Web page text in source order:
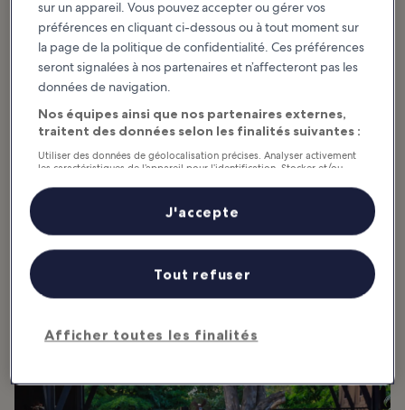
Articles à la une et divertissement
Ayutthaya : quelles sont les
activités incontournables ?
Afficher plus
10 Must-See
Temples in
Ayutthaya showcase a remarkable
amount of history, intricate
variety. Once one of...
Ayutthaya Travel
Guide
presents the highlights of one of
the most famous historical sites in
north of...
sur un appareil. Vous pouvez accepter ou gérer vos
préférences en cliquant ci-dessous ou à tout moment sur
la page de la politique de confidentialité. Ces préférences
seront signalées à nos partenaires et n’affecteront pas les
données de navigation.
Nos équipes ainsi que nos partenaires externes,
traitent des données selon les finalités suivantes :
Utiliser des données de géolocalisation précises. Analyser activement
les caractéristiques de l’appareil pour l’identification. Stocker et/ou
personnalisés, mesure de performance des publicités et du contenu,
études d’audience et développement de services.
Liste de nos partenaires (fournisseurs)
Afficher toutes les finalités
Tout refuser
J'accepte